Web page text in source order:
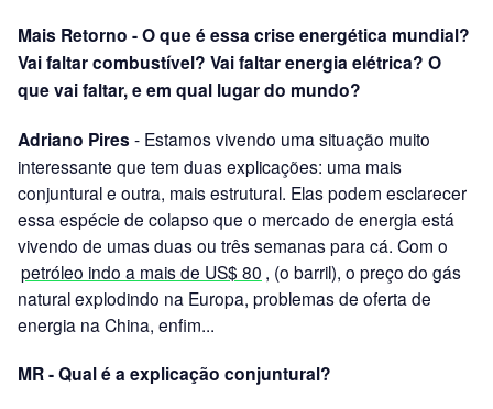
Mais Retorno - O que é essa crise energética mundial?
Vai faltar combustível? Vai faltar energia elétrica? O
que vai faltar, e em qual lugar do mundo?
Adriano Pires - Estamos vivendo uma situação muito
interessante que tem duas explicações: uma mais
conjuntural e outra, mais estrutural. Elas podem esclarecer
essa espécie de colapso que o mercado de energia está
vivendo de umas duas ou três semanas para cá. Com o
petróleo indo a mais de US$ 80 , (o barril), o preço do gás
natural explodindo na Europa, problemas de oferta de
energia na China, enfim...
MR - Qual é a explicação conjuntural?